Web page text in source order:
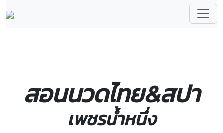
สอนนวดไทย&สปา
เพชรน้ำหนึ่ง